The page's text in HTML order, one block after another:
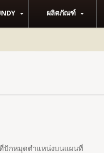
ผลิตภัณฑ์
ปักหมุดตำแหน่งบนแผนที่